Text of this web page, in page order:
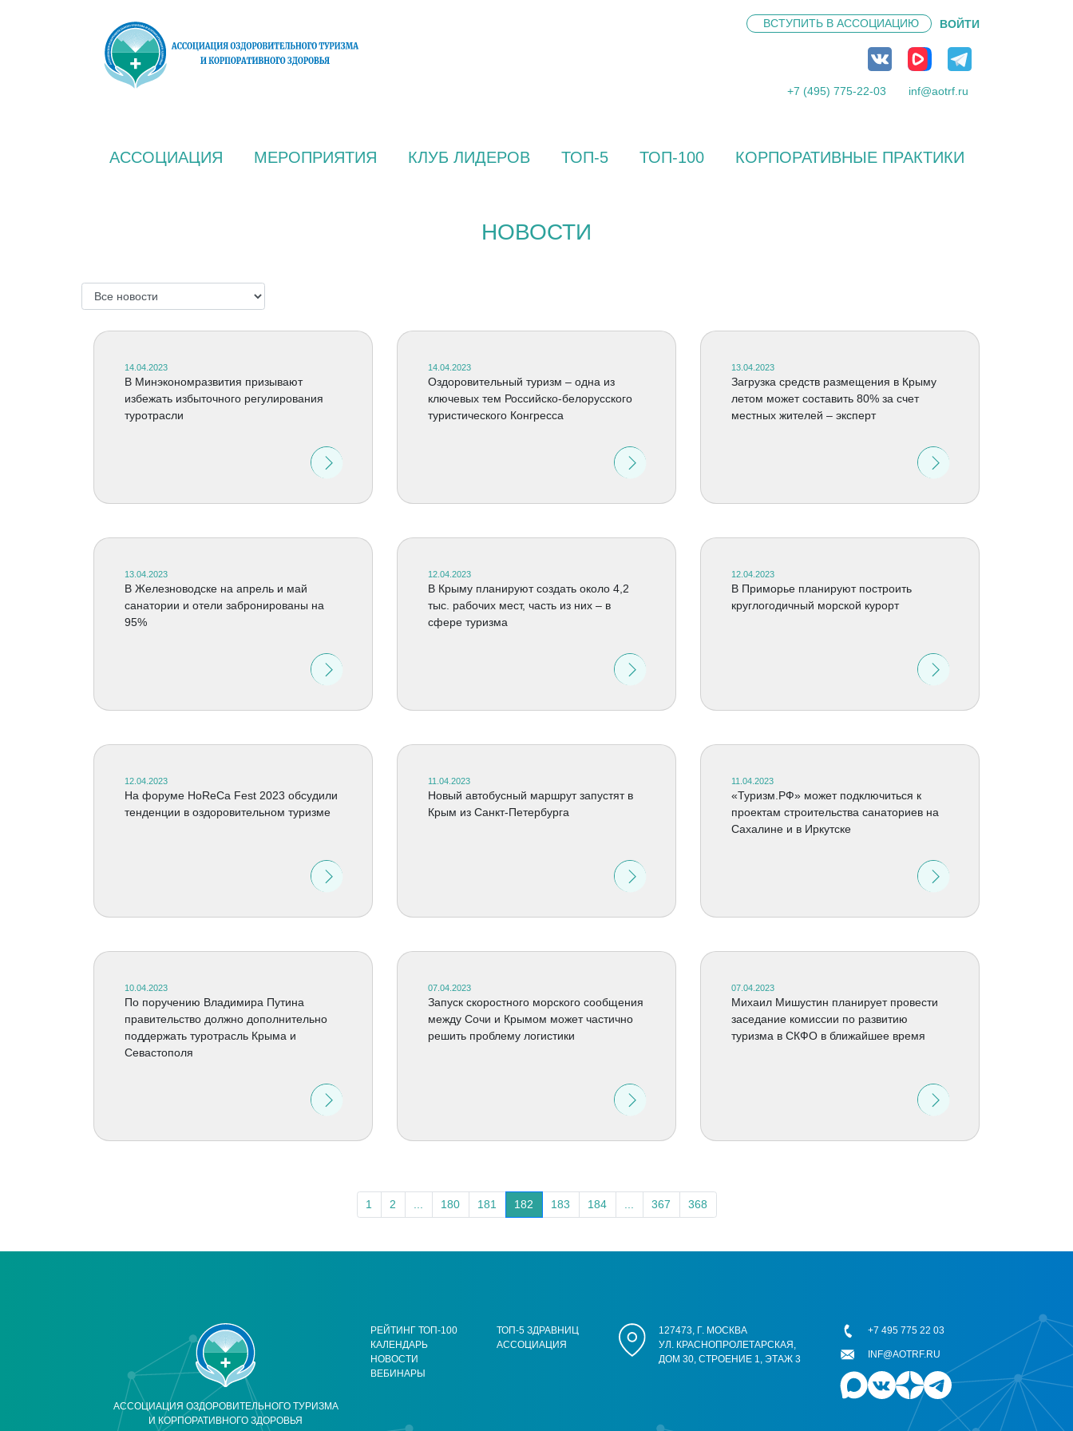
ВСТУПИТЬ В АССОЦИАЦИЮ ВОЙТИ
+7 (495) 775-22-03 inf@aotrf.ru
АССОЦИАЦИЯ МЕРОПРИЯТИЯ КЛУБ ЛИДЕРОВ ТОП-5 ТОП-100 КОРПОРАТИВНЫЕ ПРАКТИКИ
НОВОСТИ
14.04.2023
В Минэкономразвития призывают
избежать избыточного регулирования
туротрасли
14.04.2023
Оздоровительный туризм – одна из
ключевых тем Российско-белорусского
туристического Конгресса
13.04.2023
Загрузка средств размещения в Крыму
летом может составить 80% за счет
местных жителей – эксперт
13.04.2023
В Железноводске на апрель и май
санатории и отели забронированы на
95%
12.04.2023
В Крыму планируют создать около 4,2
тыс. рабочих мест, часть из них – в
сфере туризма
12.04.2023
В Приморье планируют построить
круглогодичный морской курорт
12.04.2023
На форуме HoReCa Fest 2023 обсудили
тенденции в оздоровительном туризме
11.04.2023
Новый автобусный маршрут запустят в
Крым из Санкт-Петербурга
11.04.2023
«Туризм.РФ» может подключиться к
проектам строительства санаториев на
Сахалине и в Иркутске
10.04.2023
По поручению Владимира Путина
правительство должно дополнительно
поддержать туротрасль Крыма и
Севастополя
07.04.2023
Запуск скоростного морского сообщения
между Сочи и Крымом может частично
решить проблему логистики
07.04.2023
Михаил Мишустин планирует провести
заседание комиссии по развитию
туризма в СКФО в ближайшее время
1 2 180 181 182 183 184 367 368
АССОЦИАЦИЯ ОЗДОРОВИТЕЛЬНОГО ТУРИЗМА
И КОРПОРАТИВНОГО ЗДОРОВЬЯ
РЕЙТИНГ ТОП-100
КАЛЕНДАРЬ
НОВОСТИ
ВЕБИНАРЫ
ТОП-5 ЗДРАВНИЦ
АССОЦИАЦИЯ
127473, Г. МОСКВА
УЛ. КРАСНОПРОЛЕТАРСКАЯ,
ДОМ 30, СТРОЕНИЕ 1, ЭТАЖ 3
+7 495 775 22 03
INF@AOTRF.RU